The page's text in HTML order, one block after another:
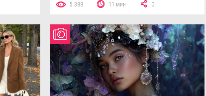
5 388 11 мин 0